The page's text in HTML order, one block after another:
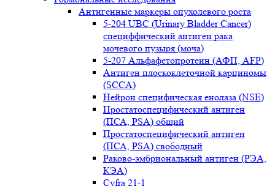
Антигенные маркеры опухолевого роста
5-204 UBC (Urinary Bladder Cancer)
специффический антиген рака
мочевого пузыря (моча)
5-207 Альфафетопротеин (АФП, AFP)
Антиген плоскоклеточной карциномы
(SCCA)
Нейрон специфическая енолаза (NSE)
Простатоспецифический антиген
(ПСА, PSA) общий
Простатоспецифический антиген
(ПСА, PSA) свободный
Раково-эмбриональный антиген (РЭА,
КЭА)
Сyfra 21-1